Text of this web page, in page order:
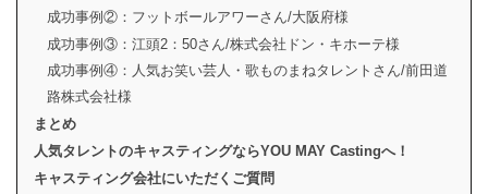
成功事例②：フットボールアワーさん/大阪府様
成功事例③：江頭2：50さん/株式会社ドン・キホーテ様
成功事例④：人気お笑い芸人・歌ものまねタレントさん/前田道
路株式会社様
まとめ
人気タレントのキャスティングならYOU MAY Castingへ！
キャスティング会社にいただくご質問